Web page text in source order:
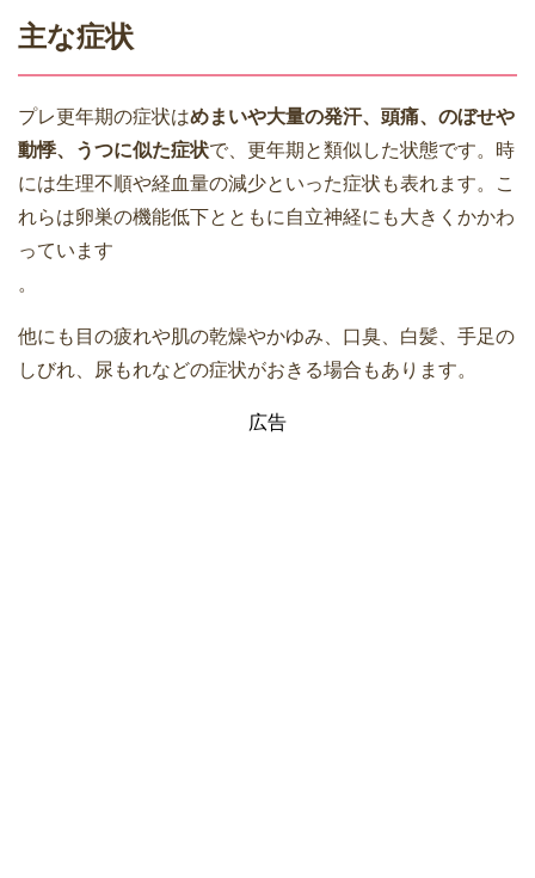
主な症状
プレ更年期の症状はめまいや大量の発汗、頭痛、のぼせや
動悸、うつに似た症状で、更年期と類似した状態です。時
には生理不順や経血量の減少といった症状も表れます。こ
れらは卵巣の機能低下とともに自立神経にも大きくかかわ
っています
。
他にも目の疲れや肌の乾燥やかゆみ、口臭、白髪、手足の
しびれ、尿もれなどの症状がおきる場合もあります。
広告